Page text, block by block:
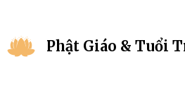
Phật Giáo & Tuổi